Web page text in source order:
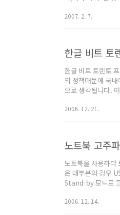
이나 흠집에 주로
2007. 2. 7.
한글 비트 토
한글 비트 토렌토
의 정책때문에 국
으로 생각됩니다.
명칭입니다. 대표
2006. 12. 21.
노트북 고주
노트북을 사용하다
은 대부분의 겅우
Stand-by 모드로
탭에 있는 장치 관
2006. 12. 14.